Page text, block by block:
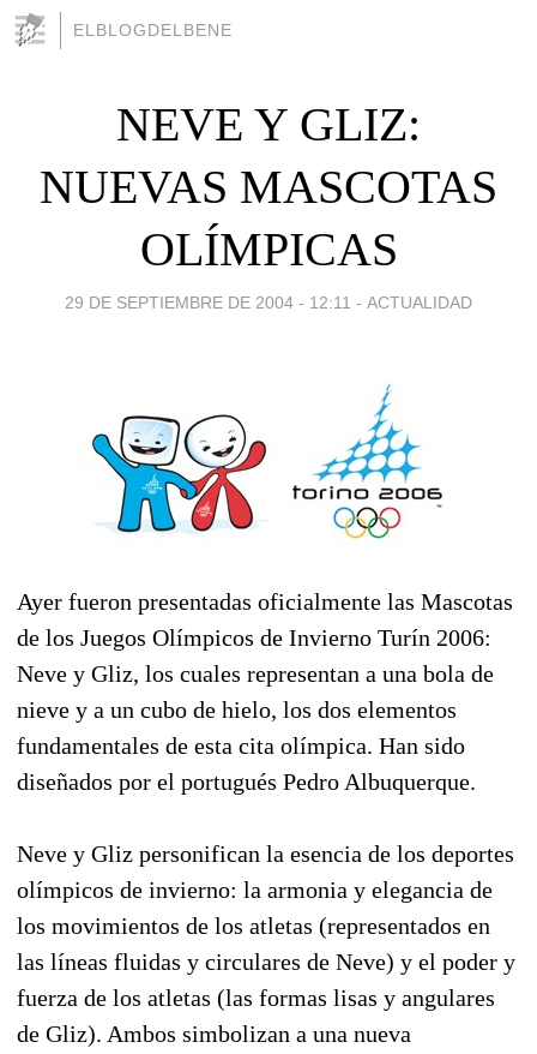
ELBLOGDELBENE
NEVE Y GLIZ:
NUEVAS MASCOTAS
OLÍMPICAS
29 DE SEPTIEMBRE DE 2004 - 12:11 - ACTUALIDAD
Ayer fueron presentadas oficialmente las Mascotas
de los Juegos Olímpicos de Invierno Turín 2006:
Neve y Gliz, los cuales representan a una bola de
nieve y a un cubo de hielo, los dos elementos
fundamentales de esta cita olímpica. Han sido
diseñados por el portugués Pedro Albuquerque.
Neve y Gliz personifican la esencia de los deportes
olímpicos de invierno: la armonia y elegancia de
los movimientos de los atletas (representados en
las líneas fluidas y circulares de Neve) y el poder y
fuerza de los atletas (las formas lisas y angulares
de Gliz). Ambos simbolizan a una nueva